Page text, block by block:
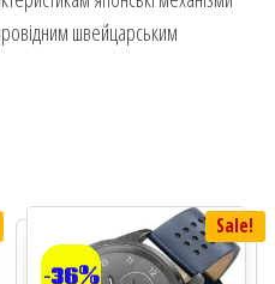
швейцарським
Sale!